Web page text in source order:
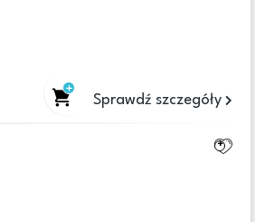
Sprawdź szczegóły